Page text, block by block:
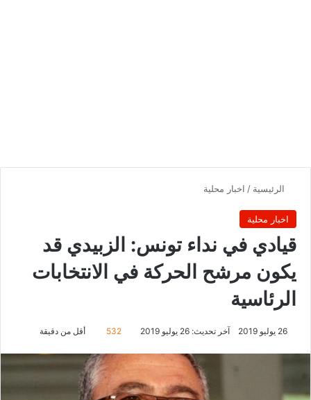
الرئيسية / اخبار محلية
اخبار محلية
قيادي في نداء تونس: الزبيدي قد
يكون مرشح الحركة في الانتخابات
الرئاسية
26 يوليو 2019 آخر تحديث: 26 يوليو 2019 532 أقل من دقيقة